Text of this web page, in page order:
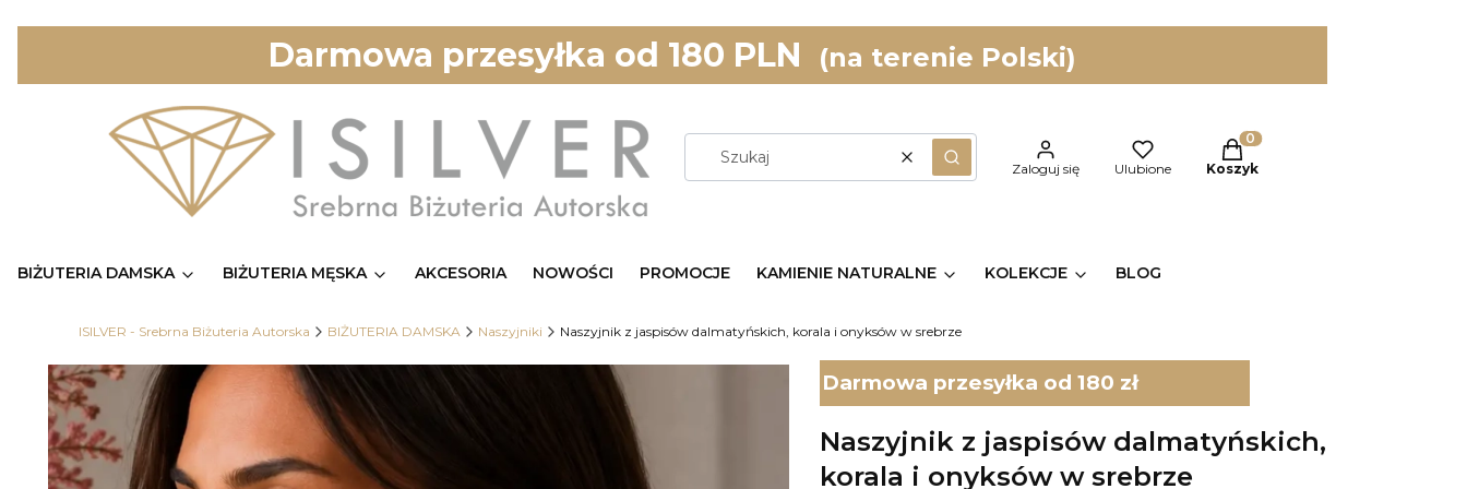
Darmowa przesyłka od 180 PLN (na terenie Polski)
WyczyśćSzukaj Zaloguj się Ulubione
Produkty w koszyku: 0.
Koszyk
BIŻUTERIA DAMSKA BIŻUTERIA MĘSKA AKCESORIA NOWOŚCI PROMOCJE KAMIENIE NATURALNE KOLEKCJE BLOG
ISILVER - Srebrna Biżuteria Autorska BIŻUTERIA DAMSKA Naszyjniki Naszyjnik z jaspisów dalmatyńskich, korala i onyksów w srebrze
Darmowa przesyłka od 180 zł
Naszyjnik z jaspisów dalmatyńskich,
korala i onyksów w srebrze